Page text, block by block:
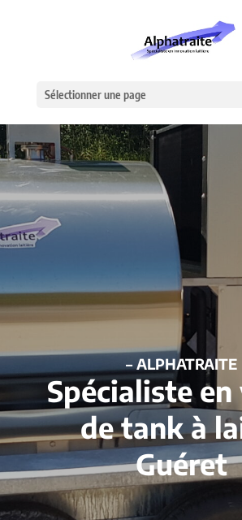
Sélectionner une page
– ALPHATRAITE
Spécialiste
de tank à
Guéret